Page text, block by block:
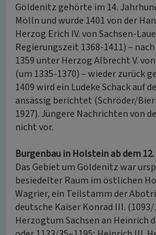
Göldenitz gehörte im 14.
Mölln und wurde 1401 von der
Herzog Erich IV. von Sachsen-
Regierungszeit 1368-1411) –
1359 unter Herzog Albrecht V.
(um 1335-1370) – wieder zurück
1409 wird ein Ludeke Schack auf
ansässig berichtet (Schröder/
1927). Jüngere Nachrichten von
nicht vor.
Burgenbau in Holstein ab dem
Das Gebiet um Göldenitz war
besiedelter Raum im östlichen
Wagrier, ein Teilstamm der
deutsche Kaiser Konrad III. (1093/
Herzogtum Sachsen an Heinrich